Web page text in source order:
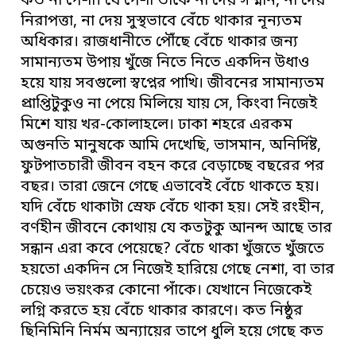
নিরাপত্তা, না দেয় সুস্থভাবে বেঁচে থাকার নূন্যতম
অধিকার। রাজধানীতে পৌঁছে বেঁচে থাকার জন্য
সামান্যতম উপায় খুঁজে নিতে নিতে একদিন উধাও
হয়ে যায় সবগুলো স্বপ্নের পাখি। জীবনের সামান্যতম
প্রাপ্তিটুকুও না পেয়ে মিলিয়ে যায় সে, কিংবা নিজেই
মিশে যায় খর-কোলাহলে। ঢাকা শহরে এরকম
অগুনতি মানুষকে আমি দেখেছি, ভাসমান, অনির্দিষ্ট,
ফুটপাতচারী জীবন বহন করে বেড়াচ্ছে বছরের পর
বছর। তারা জেনে গেছে এভাবেই বেঁচে থাকতে হয়।
যদি বেঁচে থাকাটা স্রেফ বেঁচে থাকা হয়। সেই রংহীন,
বর্ণহীন জীবনে কোথায় যে কতটুকু আনন্দ আছে তার
সন্ধান এরা কবে পেয়েছে? বেঁচে থাকা খুঁজতে খুঁজতে
হয়তো একদিন সে নিজেই হারিয়ে গেছে নেশা, বা তার
চেয়েও ভয়ংকর কোনো পাঁকে। যেখানে নিজেকেই
লগ্নি করতে হয় বেঁচে থাকার কারণে। কত নিষ্ঠুর
ছিনিমিনি নির্মম অন্যায়ের তাপে ধুলি হয়ে গেছে কত